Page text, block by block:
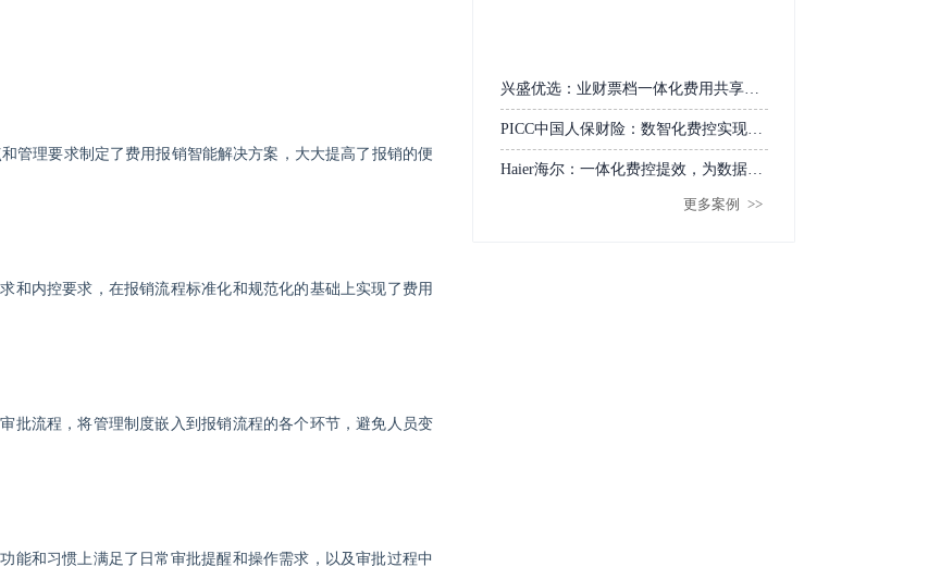
管理要求制定了费用报销智能解决方案，大大提高了报销的便
和内控要求，在报销流程标准化和规范化的基础上实现了费用
批流程，将管理制度嵌入到报销流程的各个环节，避免人员变
能和习惯上满足了日常审批提醒和操作需求，以及审批过程中
兴盛优选：业财票档一体化费用共享平
台提升企业数字化经营水平
PICC中国人保财险：数智化费控实现无
人化报销
Haier海尔：一体化费控提效，为数据价
更多案例 >>